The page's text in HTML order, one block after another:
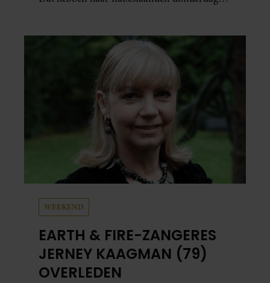
WEEKEND
EARTH & FIRE-ZANGERES
JERNEY KAAGMAN (79)
OVERLEDEN